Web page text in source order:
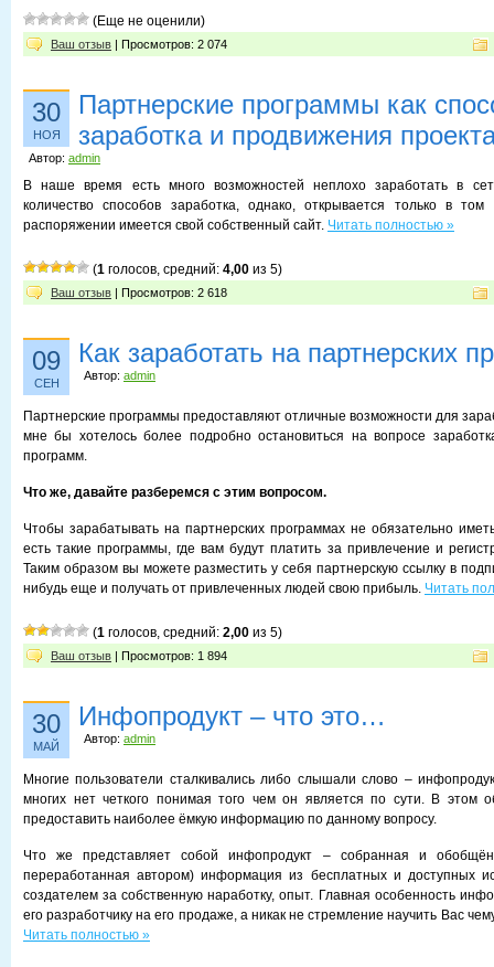
(Еще не оценили)
Ваш отзыв | Просмотров: 2 074
30
НОЯ
Партнерские программы как
заработка и продвижения
Автор: admin
В наше время есть много возможностей неплохо заработать в
количество способов заработка, однако, открывается только в
распоряжении имеется свой собственный сайт. Читать полностью »
(1 голосов, средний: 4,00 из 5)
Ваш отзыв | Просмотров: 2 618
09
СЕН
Как заработать на партнерских
Автор: admin
Партнерские программы предоставляют отличные возможности для
мне бы хотелось более подробно остановиться на вопросе
программ.
Что же, давайте разберемся с этим вопросом.
Чтобы зарабатывать на партнерских программах не обязательно
есть такие программы, где вам будут платить за привлечение и
Таким образом вы можете разместить у себя партнерскую ссылку в
нибудь еще и получать от привлеченных людей свою прибыль. Читать
(1 голосов, средний: 2,00 из 5)
Ваш отзыв | Просмотров: 1 894
30
МАЙ
Инфопродукт – что это…
Автор: admin
Многие пользователи сталкивались либо слышали слово –
многих нет четкого понимая того чем он является по сути. В этом
предоставить наиболее ёмкую информацию по данному вопросу.
Что же представляет собой инфопродукт – собранная и
переработанная автором) информация из бесплатных и доступных
создателем за собственную наработку, опыт. Главная особенность
его разработчику на его продаже, а никак не стремление научить Вас
Читать полностью »